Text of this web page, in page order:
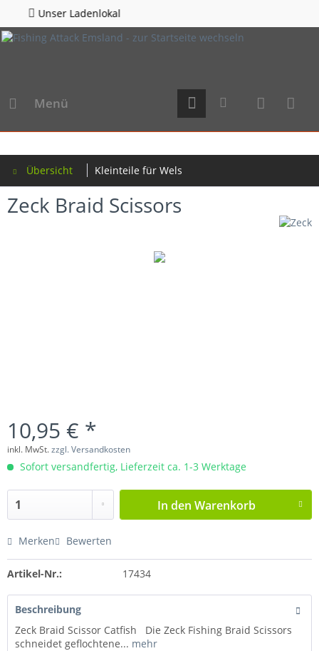
Menü
Übersicht Kleinteile für Wels
Zeck Braid Scissors
10,95 € *
inkl. MwSt.zzgl. Versandkosten
Sofort versandfertig, Lieferzeit ca. 1-3 Werktage
In den Warenkorb
Merken Bewerten
Artikel-Nr.: 17434
Beschreibung
Zeck Braid Scissor Catfish Die Zeck Fishing Braid Scissors
schneidet geflochtene... mehr